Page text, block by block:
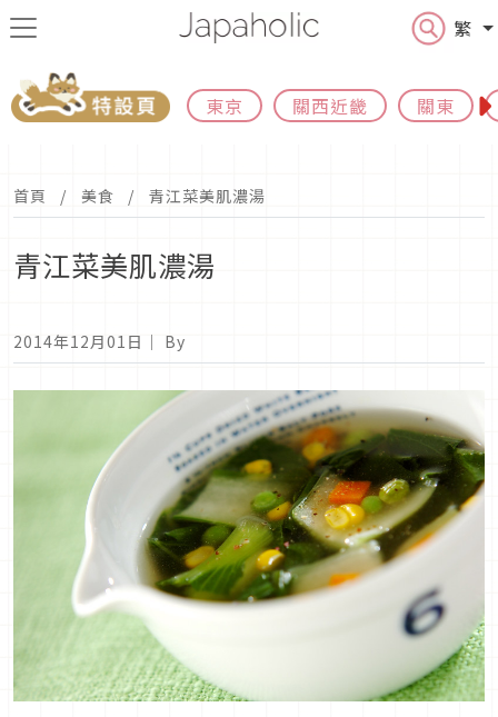
繁
東京 關西近畿 關東
首頁 美食 青江菜美肌濃湯
青江菜美肌濃湯
2014年12月01日 ｜ By